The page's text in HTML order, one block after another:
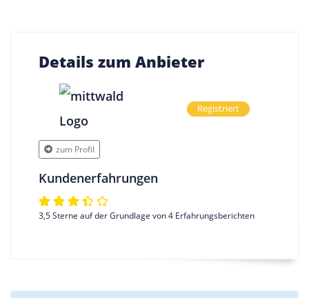
Details zum Anbieter
Registriert
zum Profil
Kundenerfahrungen
3,5 Sterne auf der Grundlage von 4 Erfahrungsberichten